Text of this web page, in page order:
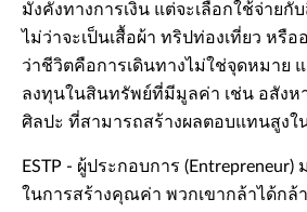
มั่งคั่งทางการเงิน แต่จะเลือกใช้จ่าย
ไม่ว่าจะเป็นเสื้อผ้า ทริปท่องเที่ยว หรือ
ว่าชีวิตคือการเดินทางไม่ใช่จุดหมาย
ลงทุนในสินทรัพย์ที่มีมูลค่า เช่น อสังห
ศิลปะ ที่สามารถสร้างผลตอบแทนสูงใ
ESTP - ผู้ประกอบการ (Entrepreneur)
ในการสร้างคุณค่า พวกเขากล้าได้กล้